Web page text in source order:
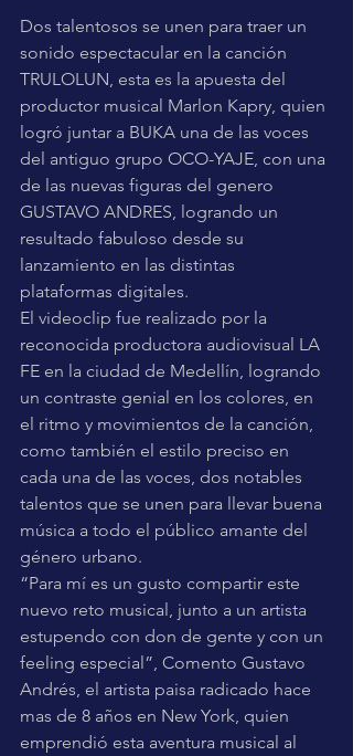
Dos talentosos se unen para traer un
sonido espectacular en la canción
TRULOLUN, esta es la apuesta del
productor musical Marlon Kapry, quien
logró juntar a BUKA una de las voces
del antiguo grupo OCO-YAJE, con una
de las nuevas figuras del genero
GUSTAVO ANDRES, logrando un
resultado fabuloso desde su
lanzamiento en las distintas
plataformas digitales.
El videoclip fue realizado por la
reconocida productora audiovisual LA
FE en la ciudad de Medellín, logrando
un contraste genial en los colores, en
el ritmo y movimientos de la canción,
como también el estilo preciso en
cada una de las voces, dos notables
talentos que se unen para llevar buena
música a todo el público amante del
género urbano.
“Para mí es un gusto compartir este
nuevo reto musical, junto a un artista
estupendo con don de gente y con un
feeling especial”, Comento Gustavo
Andrés, el artista paisa radicado hace
mas de 8 años en New York, quien
emprendió esta aventura musical al